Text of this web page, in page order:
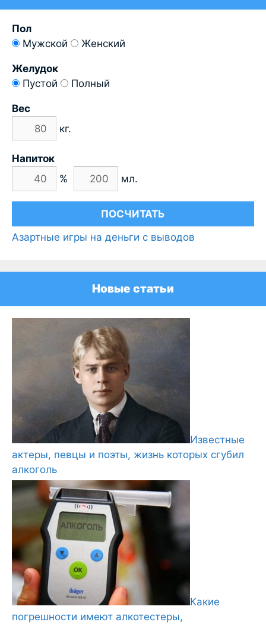
Пол
Мужской
Женский
Желудок
Пустой
Полный
Вес
кг.
Напиток
%
мл.
Азартные игры на деньги с выводов
Новые статьи
Известные
актеры, певцы и поэты, жизнь которых сгубил
алкоголь
Какие
погрешности имеют алкотестеры,